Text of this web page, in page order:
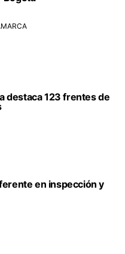
destaca 123 frentes de
en inspección y